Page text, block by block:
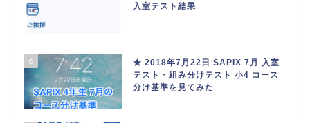
入室テスト結果
6
★ 2018年7月22日 SAPIX 7月 入室
テスト・組み分けテスト 小4 コース
分け基準を見てみた